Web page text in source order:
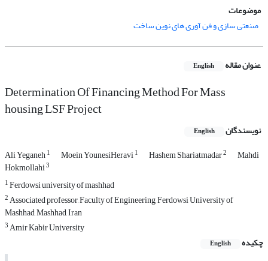
موضوعات
صنعتی سازی و فن آوری های نوین ساخت
عنوان مقاله English
Determination Of Financing Method For Mass
housing LSF Project
نویسندگان English
Ali Yeganeh1 Moein YounesiHeravi1 Hashem Shariatmadar2 Mahdi
Hokmollahi3
1Ferdowsi university of mashhad
2Associated professor, Faculty of Engineering, Ferdowsi University of
Mashhad, Mashhad, Iran
3Amir Kabir University
چکیده
English